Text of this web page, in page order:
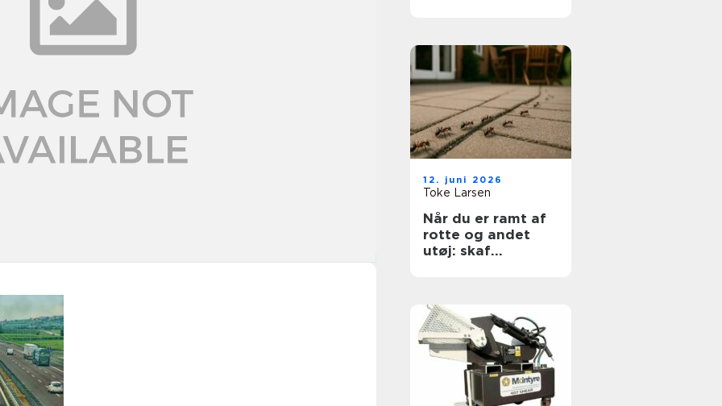
12. juni 2026
Toke Larsen
Når du er ramt af
rotte og andet
utøj: skaf